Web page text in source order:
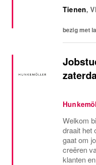
bepalen
Tienen,
bezig met
Welkom
draait het
gaat om
creëren
klanten